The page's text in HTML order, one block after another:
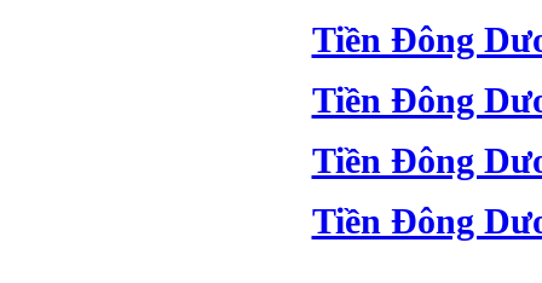
Tiền Đông
Tiền Đông
Tiền Đông
Tiền Đông